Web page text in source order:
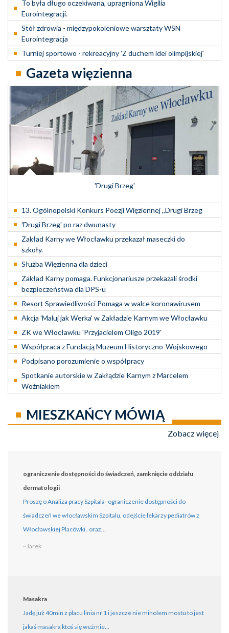
To była długo oczekiwana, upragniona Wigilia
Eurointegracji.
Stół zdrowia - międzypokoleniowe warsztaty WSN
Eurointegracja
Turniej sportowo - rekreacyjny 'Z duchem idei olimpijskiej'
Gazeta więzienna
'Drugi Brzeg'
13. Ogólnopolski Konkurs Poezji Więziennej ,,Drugi Brzeg
'Drugi Brzeg' po raz dwunasty
Zakład Karny we Włocławku przekazał maseczki do
szkoły.
Służba Więzienna dla dzieci
Zakład Karny pomaga. Funkcjonariusze przekazali środki
bezpieczeństwa dla DPS-u
Resort Sprawiedliwości Pomaga w walce koronawirusem
Akcja 'Maluj jak Werka' w Zakładzie Karnym we Włocławku
ZK we Włocławku 'Przyjacielem Oligo 2019'
Współpraca z Fundacją Muzeum Historyczno-Wojskowego
Podpisano porozumienie o współpracy
Spotkanie autorskie w Zakłądzie Karnym z Marcelem
Woźniakiem
MIESZKAŃCY MÓWIĄ
Zobacz więcej
ograniczenie dostępności do świadczeń, zamknięcie oddziału
dermatologii
Proszę o Analiza pracy Szpitala -ograniczenie dostępności do
świadczeń we włocławskim Szpitalu, odejście lekarzy pediatrów z
Włocławskiej Placówki , oraz...
~Jarek
Masakra
Jadę już 40min z placu linia nr 1 i jeszcze nie minolem mostu to jest
jakaś masakra ktoś się weźmie...